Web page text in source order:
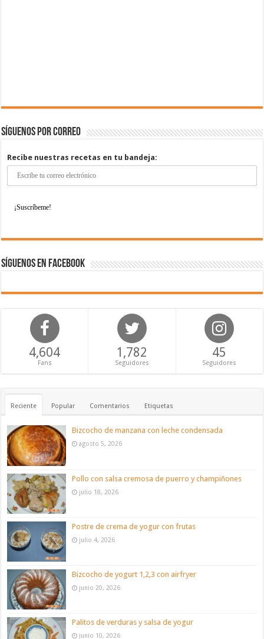
Síguenos por correo
Recibe nuestras recetas en tu bandeja:
Síguenos en Facebook
4,604
Fans
1,782
Seguidores
45
Seguidores
Reciente Popular Comentarios Etiquetas
Bizcocho de manzana con leche condensada
agosto 5, 2026
Pollo con salsa cremosa de puerro y champiñones
julio 18, 2026
Postre de crema de yogur con frutas
julio 4, 2026
Bizcocho de yogurt 1,2,3 con airfryer
junio 20, 2026
Palitos de verduras y salsa de yogur
junio 10, 2026